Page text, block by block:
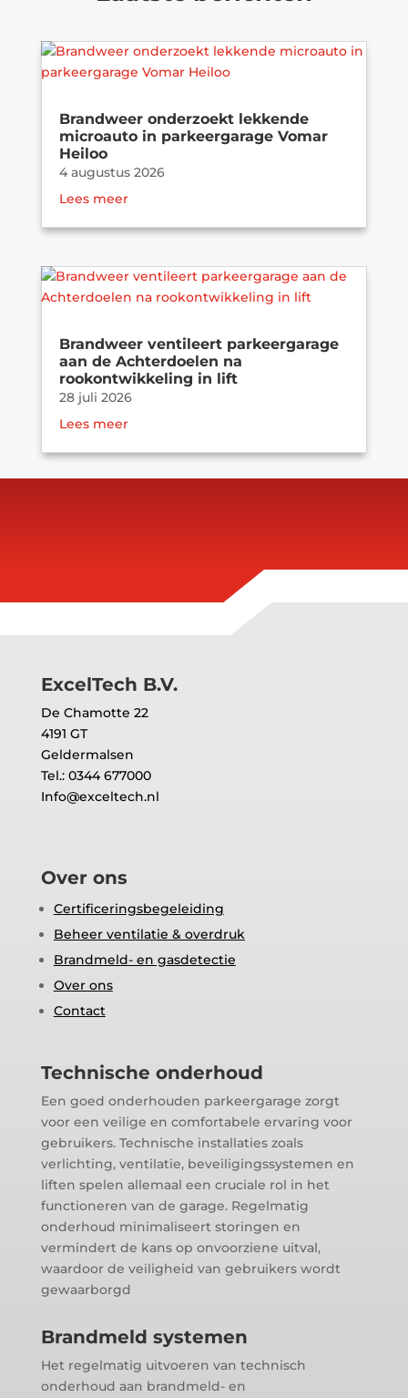
Brandweer onderzoekt lekkende
microauto in parkeergarage Vomar
Heiloo
4 augustus 2026
Lees meer
Brandweer ventileert parkeergarage
aan de Achterdoelen na
rookontwikkeling in lift
28 juli 2026
Lees meer
Brand in parkeergarage zorgt voor
ontruiming van kantoorgebouw in
Amsterdam
ExcelTech B.V.
De Chamotte 22
4191 GT
Geldermalsen
Tel.: 0344 677000
Info@exceltech.nl
Over ons
Certificeringsbegeleiding
Beheer ventilatie & overdruk
Brandmeld- en gasdetectie
Over ons
Contact
Technische onderhoud
Een goed onderhouden parkeergarage zorgt
voor een veilige en comfortabele ervaring voor
gebruikers. Technische installaties zoals
verlichting, ventilatie, beveiligingssystemen en
liften spelen allemaal een cruciale rol in het
functioneren van de garage. Regelmatig
onderhoud minimaliseert storingen en
vermindert de kans op onvoorziene uitval,
waardoor de veiligheid van gebruikers wordt
gewaarborgd
Brandmeld systemen
Het regelmatig uitvoeren van technisch
onderhoud aan brandmeld- en